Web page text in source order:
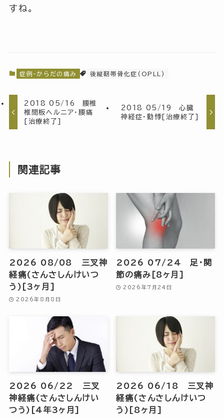
すね。
症例-からだの痛み 後縦靭帯骨化症(OPLL)
2018 05/16 腰椎
椎間板ヘルニア・腰痛
[治療終了]
2018 05/19 心臓
神経症・動悸[治療終了]
関連記事
2026 08/08 三叉神
経痛(さんさしんけいつ
う)[3ヶ月]
2026年8月8日
2026 07/24 足・関
節の痛み[8ヶ月]
2026年7月24日
2026 06/22 三叉
神経痛(さんさしんけい
つう)[4年3ヶ月]
2026 06/18 三叉神
経痛(さんさしんけいつ
う)[8ヶ月]